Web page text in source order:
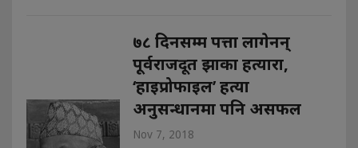
७८ दिनसम्म पत्ता लागेनन्
पूर्वराजदूत झाका हत्यारा,
‘हाइप्रोफाइल’ हत्या
अनुसन्धानमा पनि असफल
Nov 7, 2018